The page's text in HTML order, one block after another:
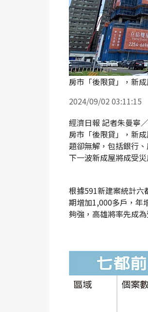
房市「後限貸」，新
2024/09/02 03:11:15
經濟日報 記者朱曼寧
房市「後限貸」，新
題卻無解，包括銀行
下一波新成屋將成受災
根據591新建案統計六
期增加1,000多戶，年
夠強，高雄將率先成